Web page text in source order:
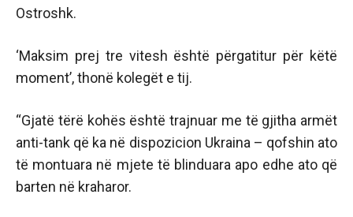
Ostroshk.
‘Maksim prej tre vitesh është përgatitur për këtë
moment’, thonë kolegët e tij.
“Gjatë tërë kohës është trajnuar me të gjitha armët
anti-tank që ka në dispozicion Ukraina – qofshin ato
të montuara në mjete të blinduara apo edhe ato që
barten në kraharor.